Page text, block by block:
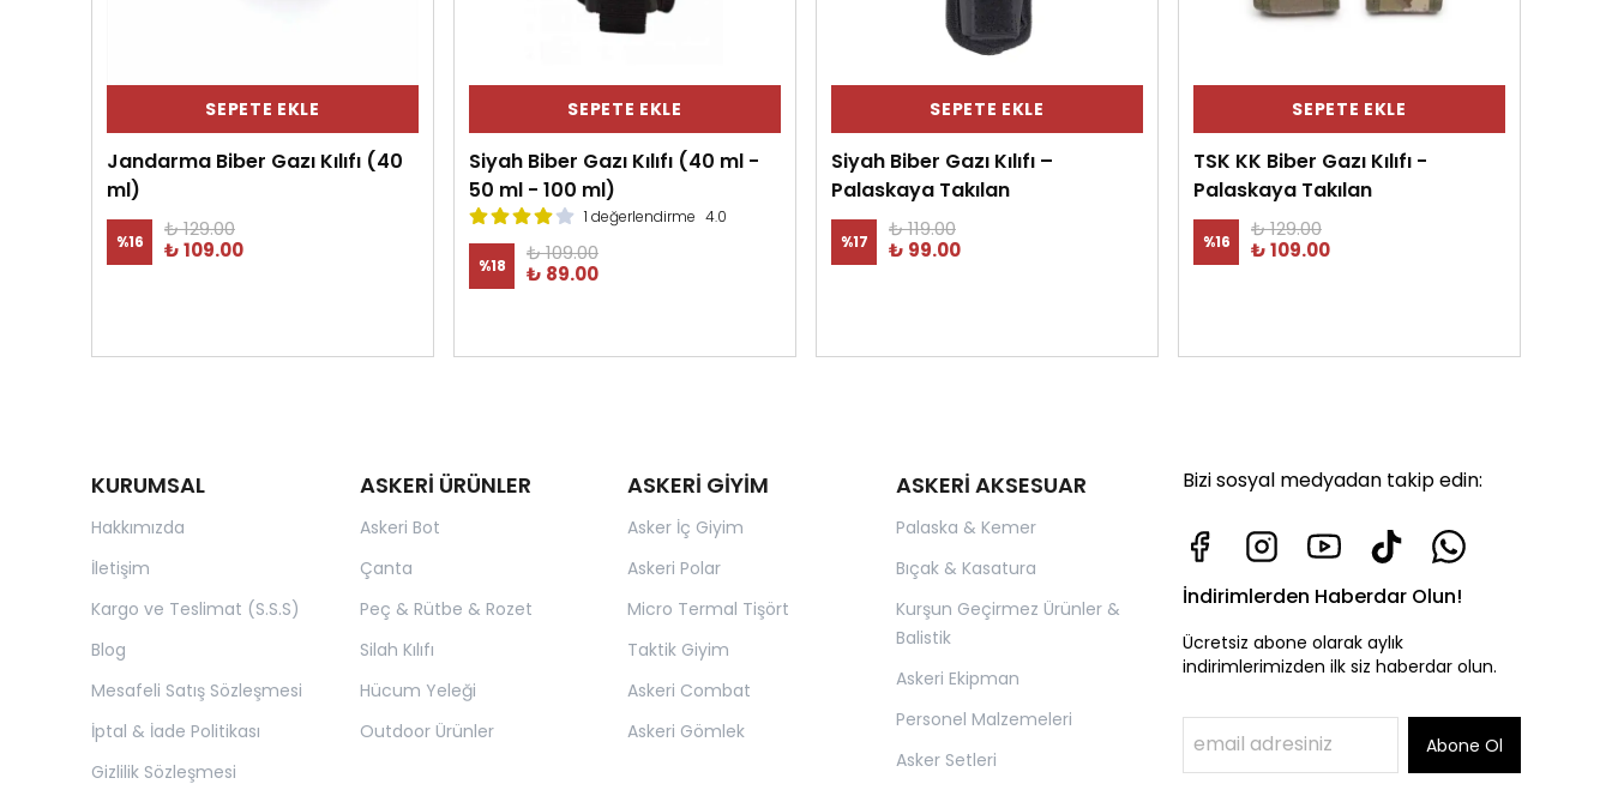
SEPETE EKLE
Jandarma Biber Gazı Kılıfı (40
ml)
%16
₺ 129.00
₺ 109.00
SEPETE EKLE
Siyah Biber Gazı Kılıfı (40 ml -
50 ml - 100 ml)
1 değerlendirme 4.0
%18
₺ 109.00
₺ 89.00
SEPETE EKLE
Siyah Biber Gazı Kılıfı –
Palaskaya Takılan
%17
₺ 119.00
₺ 99.00
SEPETE EKLE
TSK KK Biber Gazı Kılıfı -
Palaskaya Takılan
%16
₺ 129.00
₺ 109.00
KURUMSAL
Hakkımızda
İletişim
Kargo ve Teslimat (S.S.S)
Blog
Mesafeli Satış Sözleşmesi
İptal & İade Politikası
Gizlilik Sözleşmesi
ASKERİ ÜRÜNLER
Askeri Bot
Çanta
Peç & Rütbe & Rozet
Silah Kılıfı
Hücum Yeleği
Outdoor Ürünler
ASKERİ GİYİM
Asker İç Giyim
Askeri Polar
Micro Termal Tişört
Taktik Giyim
Askeri Combat
Askeri Gömlek
ASKERİ AKSESUAR
Palaska & Kemer
Bıçak & Kasatura
Kurşun Geçirmez Ürünler &
Balistik
Askeri Ekipman
Personel Malzemeleri
Asker Setleri
Bizi sosyal medyadan takip edin:
İndirimlerden Haberdar Olun!
Ücretsiz abone olarak aylık
indirimlerimizden ilk siz haberdar olun.
Abone Ol